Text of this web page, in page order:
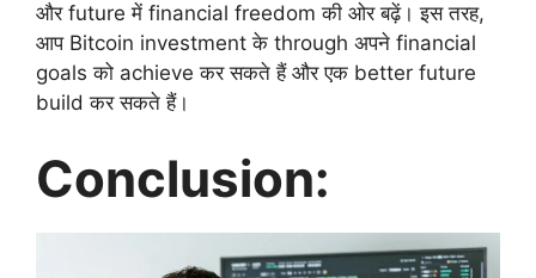
और future में financial freedom की ओर बढ़ें। इस तरह,
आप Bitcoin investment के through अपने financial
goals को achieve कर सकते हैं और एक better future
build कर सकते हैं।
Conclusion: